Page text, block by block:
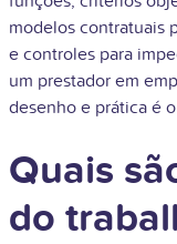
modelos contratuais
e controles para
um prestador em
desenho e prática é
Quais
do